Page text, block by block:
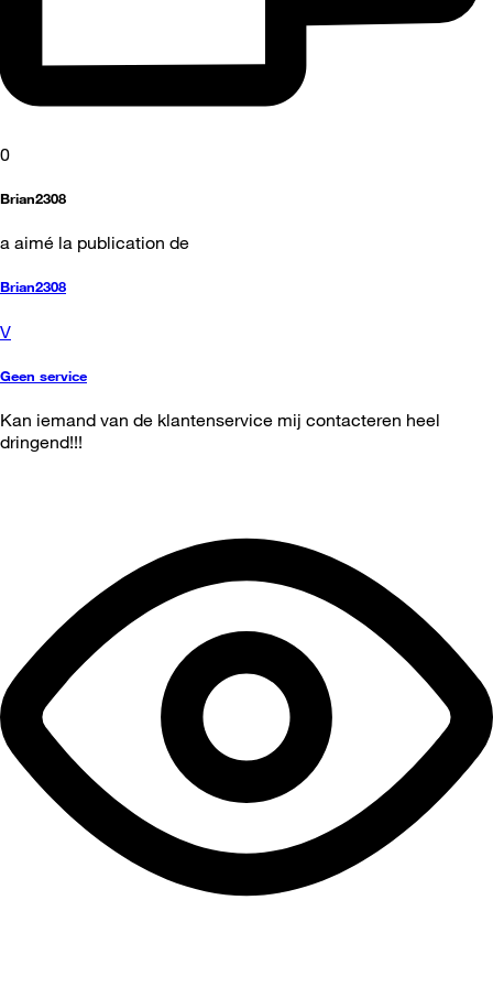
0
Brian2308
a aimé la publication de
Brian2308
V
Geen service
Kan iemand van de klantenservice mij contacteren heel
dringend!!!